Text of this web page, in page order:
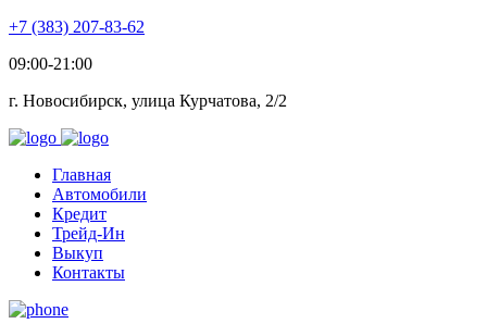
+7 (383) 207-83-62
09:00-21:00
г. Новосибирск, улица Курчатова, 2/2
Главная
Автомобили
Кредит
Трейд-Ин
Выкуп
Контакты